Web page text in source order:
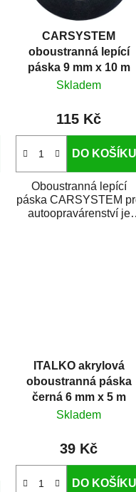
CARSYSTEM
oboustranná lepící
páska 9 mm x 10 m
Skladem
115 Kč
DO KOŠÍKU
Oboustranná lepící
páska CARSYSTEM
autoopravárenství je
ITALKO akrylová
oboustranná páska
černá 6 mm x 5 m
Skladem
39 Kč
DO KOŠÍKU